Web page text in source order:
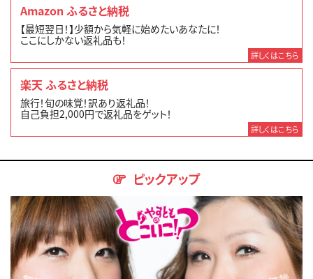
Amazon ふるさと納税
【最短翌日！】少額から気軽に始めたいあなたに！
ここにしかない返礼品も！
詳しくはこちら
楽天 ふるさと納税
旅行！旬の味覚！訳あり返礼品！
自己負担2,000円で返礼品をゲット！
詳しくはこちら
ピックアップ